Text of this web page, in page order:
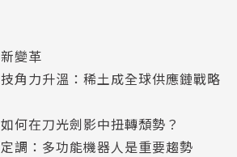
變革
角力升溫：稀土成全球供應鏈戰略
何在刀光劍影中扭轉頹勢？
調：多功能機器人是重要趨勢